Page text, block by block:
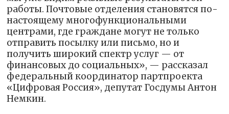
работы. Почтовые отделения становятся по-
настоящему многофункциональными
центрами, где граждане могут не только
отправить посылку или письмо, но и
получить широкий спектр услуг — от
финансовых до социальных», — рассказал
федеральный координатор партпроекта
«Цифровая Россия», депутат Госдумы Антон
Немкин.